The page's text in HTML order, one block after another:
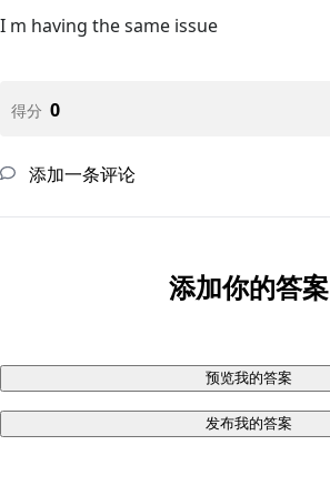
I m having the same issue
得分 0
添加一条评论
添加你的答案
预览我的答案
发布我的答案